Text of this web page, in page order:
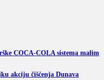
COCA-COLA sistema malim
akciju čišćenja Dunava